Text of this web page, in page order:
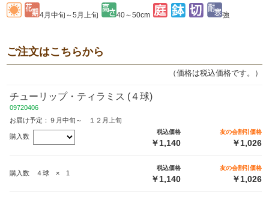
4月中旬～5月上旬 40～50cm 強
ご注文はこちらから
（価格は税込価格です。）
チューリップ・ティラミス (４球)
09720406
お届け予定：９月中旬～ １２月上旬
購入数
税込価格
￥1,140
友の会割引価格
￥1,026
購入数 ４球 × 1
税込価格
￥1,140
友の会割引価格
￥1,026